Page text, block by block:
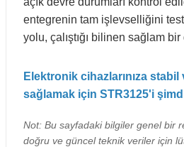
entegrenin tam işlevselliğini
yolu, çalıştığı bilinen sağlam
Elektronik cihazlarınıza
sağlamak için STR3125'i
Not: Bu sayfadaki bilgiler genel bir
doğru ve güncel teknik veriler için